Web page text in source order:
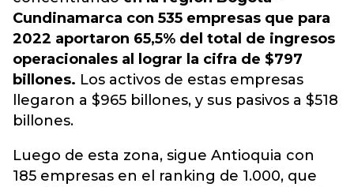
Cundinamarca con 535 empresas que para
2022 aportaron 65,5% del total de ingresos
operacionales al lograr la cifra de $797
billones. Los activos de estas empresas
llegaron a $965 billones, y sus pasivos a $518
billones.
Luego de esta zona, sigue Antioquia con
185 empresas en el ranking de 1.000, que